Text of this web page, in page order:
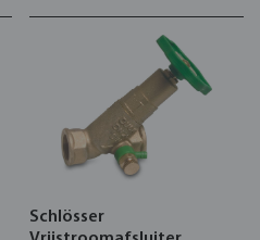
Schlösser